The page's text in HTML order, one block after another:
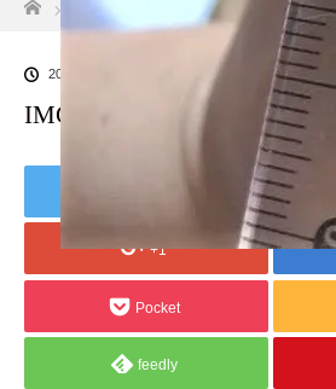
ブログ一覧 IMG_0890
2019.08.2
IMG_0890
+1
Pocket
feedly